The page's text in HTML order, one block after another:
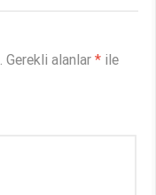
Gerekli alanlar* ile